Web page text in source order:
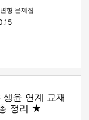
형 문제집
윤 연계 교재
정리 ★